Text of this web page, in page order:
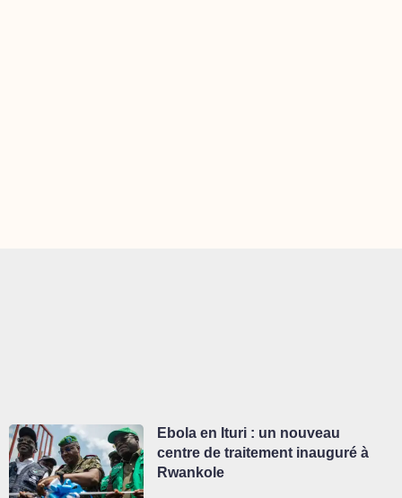
Ebola en Ituri : un nouveau
centre de traitement inauguré à
Rwankole